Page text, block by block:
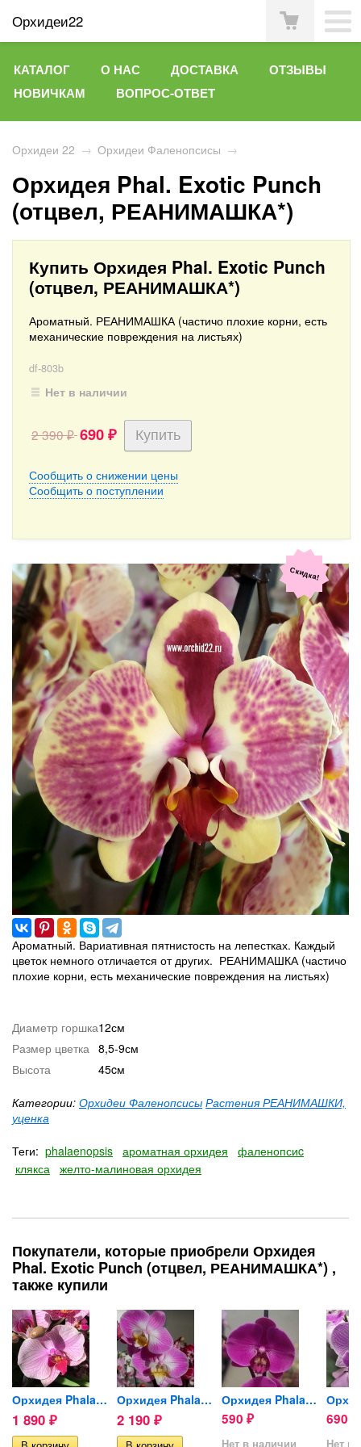
Орхидеи22
КАТАЛОГ О НАС ДОСТАВКА
ОТЗЫВЫ
НОВИЧКАМ
ВОПРОС-ОТВЕТ
Орхидеи 22 → Орхидеи Фаленопсисы →
Орхидея Phal. Exotic Punch
(отцвел, РЕАНИМАШКА*)
Купить Орхидея Phal. Exotic Punch
(отцвел, РЕАНИМАШКА*)
Ароматный. РЕАНИМАШКА (частичо плохие корни, есть
механические повреждения на листьях)
df-803b
Нет в наличии
2 390₽ 690 ₽
Сообщить о снижении цены
Сообщить о поступлении
Скидка!
Ароматный. Вариативная пятнистость на лепестках. Каждый
цветок немного отличается от других. РЕАНИМАШКА (частичо
плохие корни, есть механические повреждения на листьях)
Диаметр горшка12см
Размер цветка 8,5-9см
Высота
45cм
Категории: Орхидеи Фаленопсисы Растения РЕАНИМАШКИ,
уценка
Теги: phalaenopsis ароматная орхидея
фаленопсиc
клякса желто-малиновая орхидея
Покупатели, которые приобрели Орхидея
Phal. Exotic Punch (отцвел, РЕАНИМАШКА*) ,
также купили
Орхидея Phalaenopsis Tropic...
1 890 ₽
Орхидея Phalaenopsis Split...
2 190 ₽
Орхидея Phalaenopsis...
590 ₽ 690